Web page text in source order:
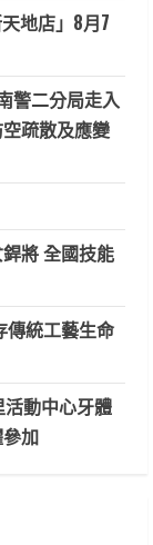
地店」8月7
警二分局走入
疏散及應變
將 全國技能
傳統工藝生命
活動中心牙體
加